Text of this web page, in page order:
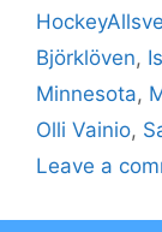
Björklöven,
Minnesota,
Olli Vainio,
Leave a